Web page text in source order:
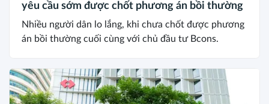
yêu cầu sớm được chốt phương án bồi thường
Nhiều người dân lo lắng, khi chưa chốt được phương
án bồi thường cuối cùng với chủ đầu tư Bcons.